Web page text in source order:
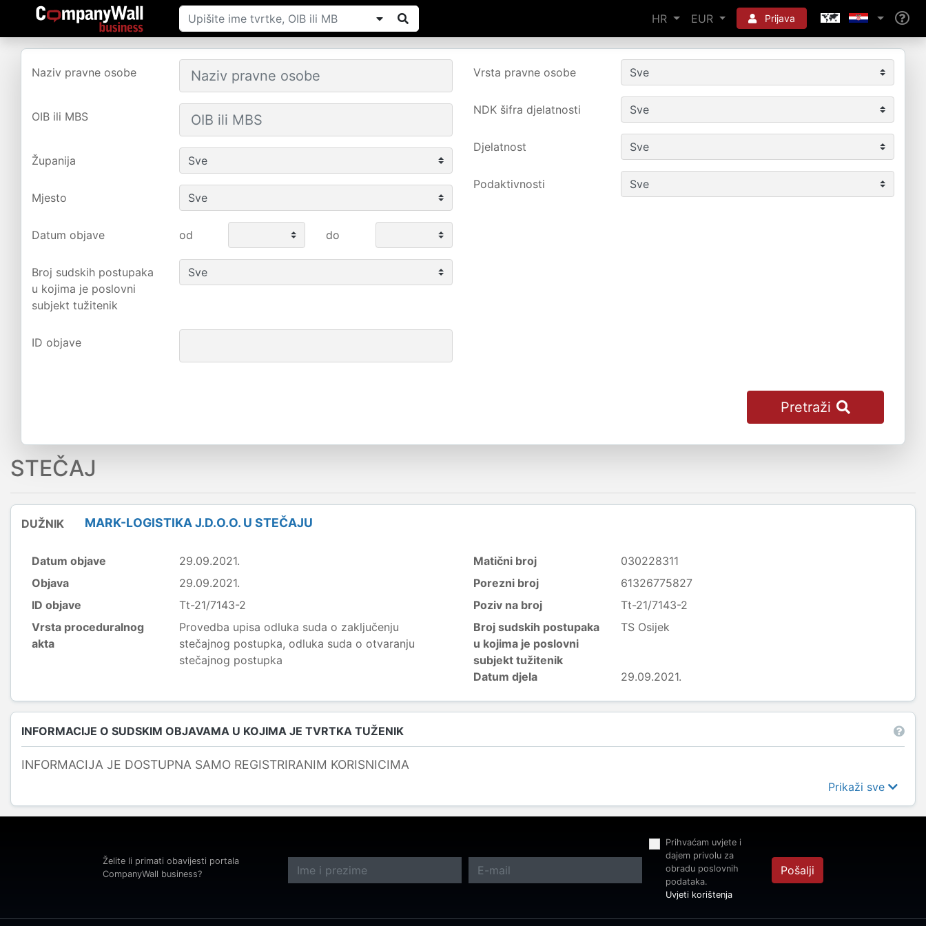
HR EUR Prijava
Naziv pravne osobe
OIB ili MBS
Županija
Mjesto
Vrsta pravne osobe
NDK šifra djelatnosti
Djelatnost
Podaktivnosti
Datum objave od do
Broj sudskih postupaka
u kojima je poslovni
subjekt tužitenik
ID objave
Pretraži
STEČAJ
DUŽNIK MARK-LOGISTIKA J.D.O.O. U STEČAJU
Datum objave
29.09.2021.
Objava
29.09.2021.
ID objave
Tt-21/7143-2
Vrsta proceduralnog
akta
Provedba upisa odluka suda o zaključenju
stečajnog postupka, odluka suda o otvaranju
stečajnog postupka
Matični broj
030228311
Porezni broj
61326775827
Poziv na broj
Tt-21/7143-2
Broj sudskih postupaka
u kojima je poslovni
subjekt tužitenik
TS Osijek
Datum djela 29.09.2021.
INFORMACIJE O SUDSKIM OBJAVAMA U KOJIMA JE TVRTKA TUŽENIK
INFORMACIJA JE DOSTUPNA SAMO REGISTRIRANIM KORISNICIMA
Prikaži sve
Želite li primati obavijesti portala
CompanyWall business?
Prihvaćam uvjete i
dajem privolu za
obradu poslovnih
podataka.
Uvjeti korištenja
Pošalji